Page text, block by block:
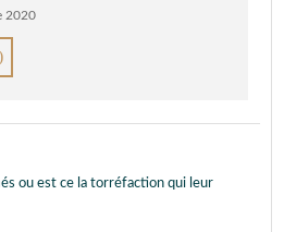
2020
ou est ce la torréfaction qui leur